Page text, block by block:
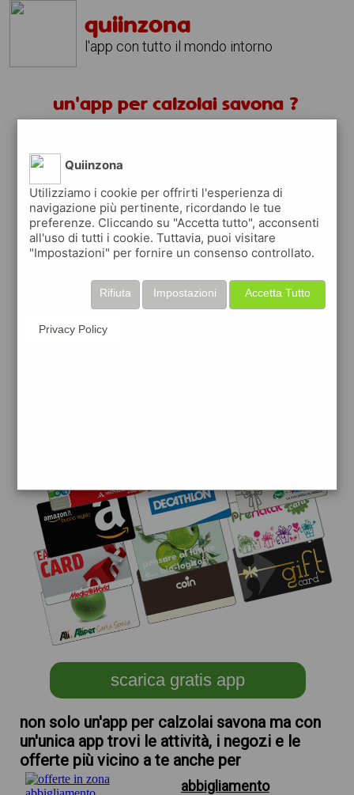
quiinzona
l'app con tutto il mondo intorno
un'app per calzolai savona ?
quiinzona è una app
gratuita
che ti aiuta se cerchi 'un'app per calzolai
savona ?' e che ti premia ogni volta che la
usi
raccogli punti da convertire inbuoni sconto
o gift card
per fare la spesa, fare
scarica gratis app
non solo un'app per calzolai savona ma con
un'unica app trovi le attività, i negozi e le
offerte più vicino a te anche per
abbigliamento
Quiinzona
Utilizziamo i cookie per offrirti l'esperienza di
navigazione più pertinente, ricordando le tue
preferenze. Cliccando su "Accetta tutto", acconsenti
all'uso di tutti i cookie. Tuttavia, puoi visitare
"Impostazioni" per fornire un consenso controllato.
Accetta Tutto
Impostazioni
Rifiuta
Privacy Policy